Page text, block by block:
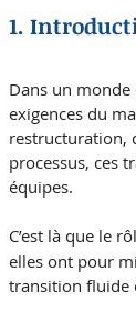
1.
Dans un
exigences du
restructuration,
processus, ces
équipes.
C’est là que le
elles ont pour
transition fluide